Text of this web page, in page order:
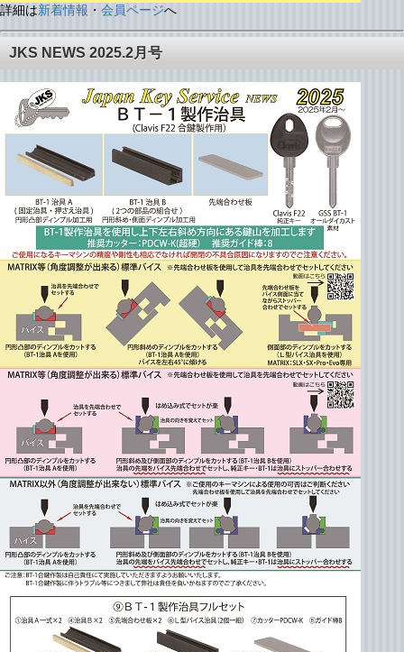
詳細は新着情報 ・ 会員ページへ
JKS NEWS 2025.2月号